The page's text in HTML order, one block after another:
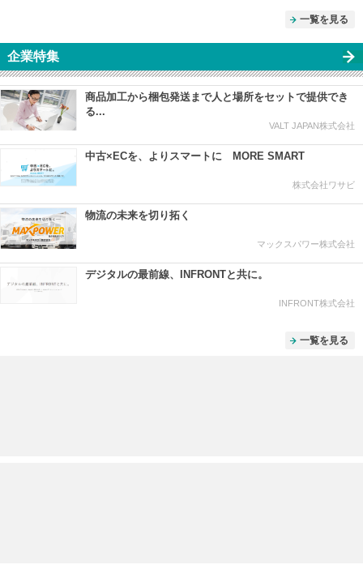
一覧を見る
企業特集
商品加工から梱包発送まで人と場所をセットで提供でき
る...
VALT JAPAN株式会社
中古×ECを、よりスマートに MORE SMART
株式会社ワサビ
物流の未来を切り拓く
マックスパワー株式会社
デジタルの最前線、INFRONTと共に。
INFRONT株式会社
一覧を見る